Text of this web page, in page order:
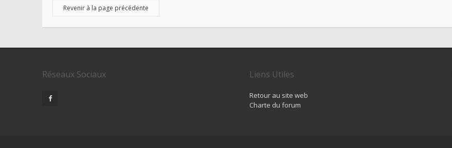
Revenir à la page précédente
Réseaux Sociaux Liens Utiles
Retour au site web
Charte du forum